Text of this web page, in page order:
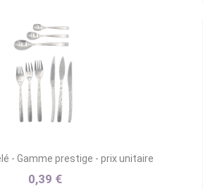
- Gamme prestige - prix unitaire
0,39 €